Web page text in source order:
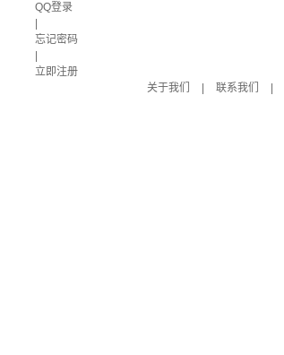
QQ登录
忘记密码
立即注册
关于我们
联系我们